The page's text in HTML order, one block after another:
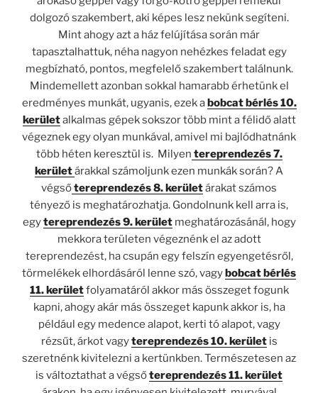
dolgozó szakembert, aki képes lesz nekünk segíteni.
Mint ahogy azt a ház felújítása során már
tapasztalhattuk, néha nagyon nehézkes feladat egy
megbízható, pontos, megfelelő szakembert találnunk.
Mindemellett azonban sokkal hamarabb érhetünk el
eredményes munkát, ugyanis, ezek abobcat bérlés 10.
kerületalkalmas gépek sokszor több mint a félidő alatt
végeznek egy olyan munkával, amivel mi bajlódhatnánk
több héten keresztül is. Milyen tereprendezés 7.
kerületárakkal számoljunk ezen munkák során? A
végsőtereprendezés 8. kerületárakat számos
tényező is meghatározhatja. Gondolnunk kell arra is,
egytereprendezés 9. kerületmeghatározásánál, hogy
mekkora területen végeznénk el az adott
tereprendezést, ha csupán egy felszín egyengetésről,
törmelékek elhordásáról lenne szó, vagybobcat bérlés
11. kerületfolyamatáról akkor más összeget fogunk
kapni, ahogy akár más összeget kapunk akkor is, ha
például egy medence alapot, kerti tó alapot, vagy
rézsűt, árkot vagytereprendezés 10. kerületis
szeretnénk kivitelezni a kertünkben. Természetesen az
is változtathat a végsőtereprendezés 11. kerület